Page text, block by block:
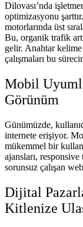
Dilovası’nda
optimizasyonu
motorlarında üst
Bu, organik trafik
gelir. Anahtar
çalışmaları bu
Mobil
Görünüm
Günümüzde,
internete erişiyor.
mükemmel bir
ajansları,
sorunsuz çalışan
Dijital
Kitlenize